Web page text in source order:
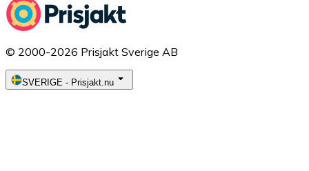
© 2000-2026 Prisjakt Sverige AB
SVERIGE - Prisjakt.nu